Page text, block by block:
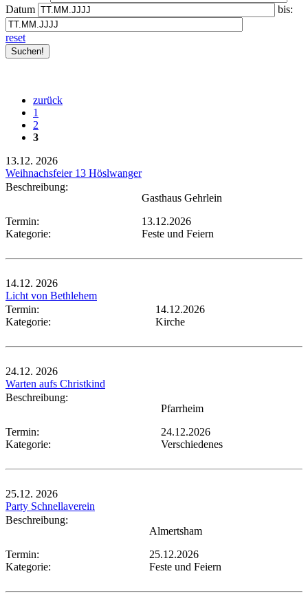
Datum
bis:
reset
zurück
1
2
3
13.12. 2026
Weihnachsfeier 13 Höslwanger
Beschreibung:
Gasthaus Gehrlein
Termin:
13.12.2026
Kategorie:
Feste und Feiern
14.12. 2026
Licht von Bethlehem
Termin:
14.12.2026
Kategorie:
Kirche
24.12. 2026
Warten aufs Christkind
Beschreibung:
Pfarrheim
Termin:
24.12.2026
Kategorie:
Verschiedenes
25.12. 2026
Party Schnellaverein
Beschreibung:
Almertsham
Termin:
25.12.2026
Kategorie:
Feste und Feiern